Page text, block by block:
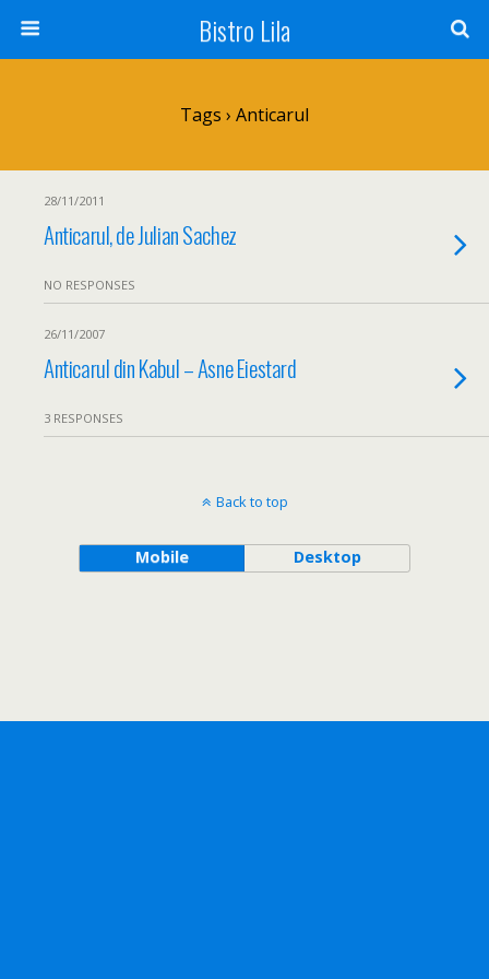
Bistro Lila
Tags › Anticarul
28/11/2011
Anticarul, de Julian Sachez
NO RESPONSES
26/11/2007
Anticarul din Kabul – Asne Eiestard
3 RESPONSES
Back to top
Mobile Desktop